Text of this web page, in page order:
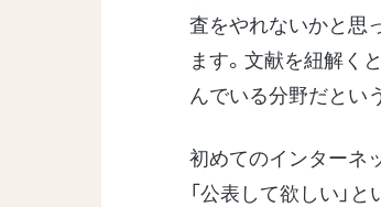
査をやれないかと思
ます。文献を紐解く
んでいる分野だとい
初めてのインターネ
「公表して欲しい」